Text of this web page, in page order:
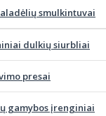
smulkintuvai
dulkių siurbliai
presai
gamybos įrenginiai